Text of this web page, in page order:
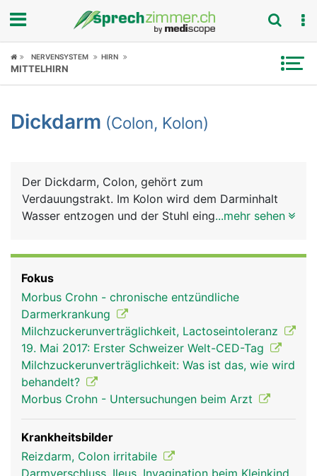
Fokus
Symptome
News
Rubriken
NERVENSYSTEM HIRN
MITTELHIRN
Dickdarm (Colon, Kolon)
Der Dickdarm, Colon, gehört zum
Verdauungstrakt. Im Kolon wird dem Darminhalt
Wasser entzogen und der Stuhl eingedickt, der mit
...mehr sehen
Fokus
Morbus Crohn - chronische entzündliche
Darmerkrankung
Milchzuckerunverträglichkeit, Lactoseintoleranz
19. Mai 2017: Erster Schweizer Welt-CED-Tag
Milchzuckerunverträglichkeit: Was ist das, wie wird
behandelt?
Morbus Crohn - Untersuchungen beim Arzt
Krankheitsbilder
Reizdarm, Colon irritabile
Darmverschluss, Ileus, Invagination beim Kleinkind